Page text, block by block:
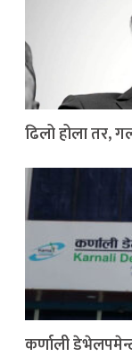
ढिलो होला तर,
कर्णाली